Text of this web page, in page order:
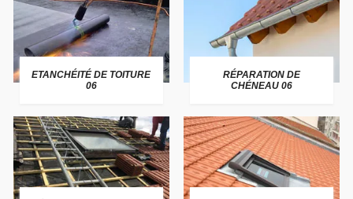
ETANCHÉITÉ DE TOITURE
06
RÉPARATION DE
CHÉNEAU 06